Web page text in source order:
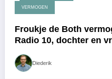
VERMOGEN
Froukje de Both
Radio 10, dochter en
Diederik